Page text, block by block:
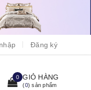
Đăng ký
0 GIỎ HÀNG
(0) sản phẩm